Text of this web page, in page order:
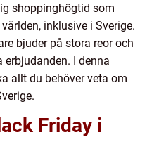
shoppinghögtid som
inklusive i Sverige.
bjuder på stora reor och
erbjudanden. I denna
allt du behöver veta om
Friday i